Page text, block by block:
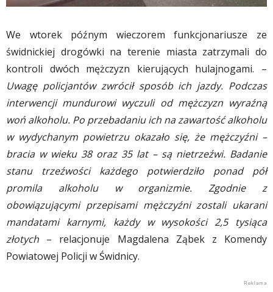
We wtorek późnym wieczorem funkcjonariusze ze
świdnickiej drogówki na terenie miasta zatrzymali do
kontroli dwóch mężczyzn kierujących hulajnogami. –
Uwagę policjantów zwrócił sposób ich jazdy. Podczas
interwencji mundurowi wyczuli od mężczyzn wyraźną
woń alkoholu. Po przebadaniu ich na zawartość alkoholu
w wydychanym powietrzu okazało się, że mężczyźni –
bracia w wieku 38 oraz 35 lat – są nietrzeźwi. Badanie
stanu trzeźwości każdego potwierdziło ponad pół
promila alkoholu w organizmie. Zgodnie z
obowiązującymi przepisami mężczyźni zostali ukarani
mandatami karnymi, każdy w wysokości 2,5 tysiąca
złotych – relacjonuje Magdalena Ząbek z Komendy
Powiatowej Policji w Świdnicy.